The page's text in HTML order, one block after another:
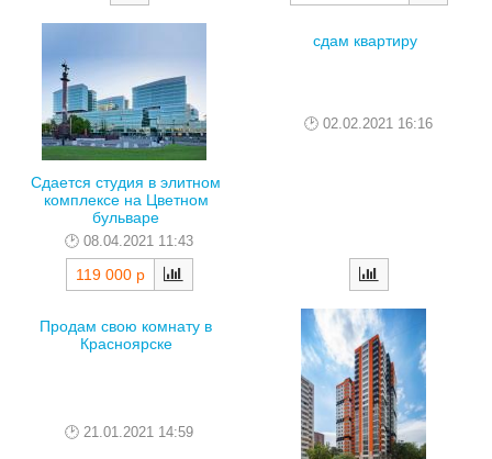
Сдается студия в элитном
комплексе на Цветном
бульваре
08.04.2021 11:43
119 000 р
сдам квартиру
02.02.2021 16:16
Продам свою комнату в
Красноярске
21.01.2021 14:59